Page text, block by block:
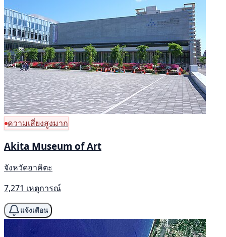
ความเสี่ยงสูงมาก
Akita Museum of Art
จังหวัดอาคิตะ
7,271 เหตุการณ์
แจ้งเตือน